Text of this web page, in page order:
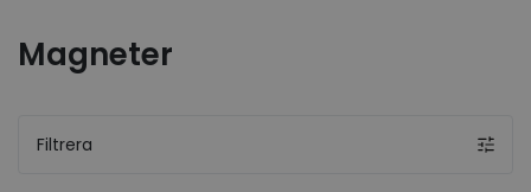
Magneter
Filtrera